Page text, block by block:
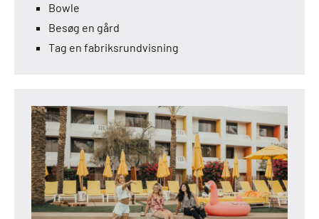
Bowle
Besøg en gård
Tag en fabriksrundvisning